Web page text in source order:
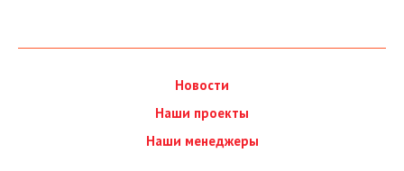
Новости
Наши проекты
Наши менеджеры